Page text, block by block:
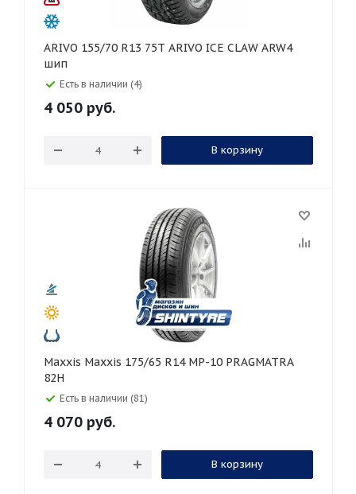
ARIVO 155/70 R13 75T ARIVO ICE CLAW ARW4
шип
Есть в наличии (4)
4 050 руб.
В корзину
Maxxis Maxxis 175/65 R14 MP-10 PRAGMATRA
82H
Есть в наличии (81)
4 070 руб.
В корзину